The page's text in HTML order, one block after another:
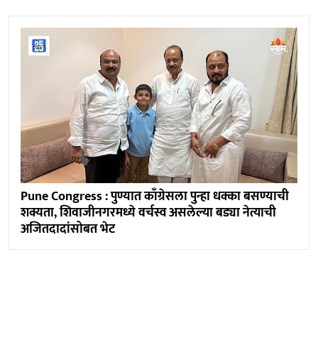
Pune Congress : पुण्यात काँग्रेसला पुन्हा धक्का बसण्याची
शक्यता, शिवाजीनगरमध्ये वर्चस्व असलेल्या बड्या नेत्याची
अजितदादांसोबत भेट